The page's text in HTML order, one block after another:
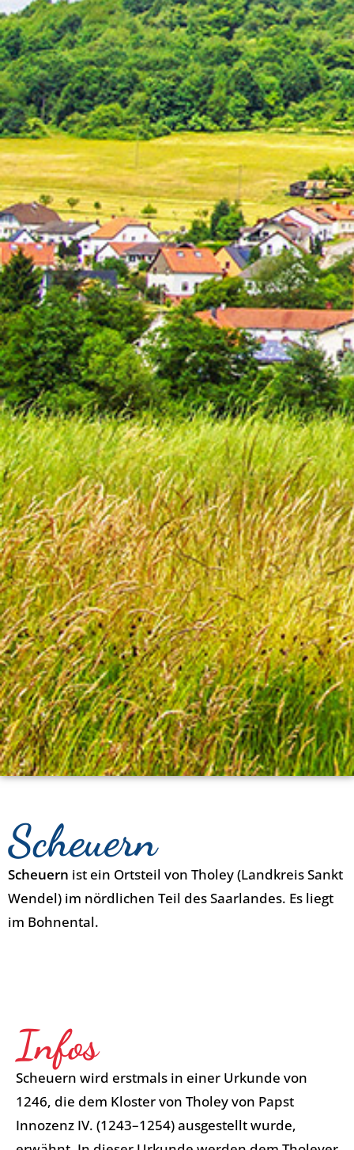
Scheuern
Scheuern ist ein Ortsteil von Tholey (Landkreis Sankt
Wendel) im nördlichen Teil des Saarlandes. Es liegt
im Bohnental.
Infos
Scheuern wird erstmals in einer Urkunde von
1246, die dem Kloster von Tholey von Papst
Innozenz IV. (1243–1254) ausgestellt wurde,